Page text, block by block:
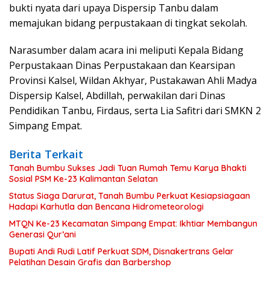
bukti nyata dari upaya Dispersip Tanbu dalam
memajukan bidang perpustakaan di tingkat sekolah.
Narasumber dalam acara ini meliputi Kepala Bidang
Perpustakaan Dinas Perpustakaan dan Kearsipan
Provinsi Kalsel, Wildan Akhyar, Pustakawan Ahli Madya
Dispersip Kalsel, Abdillah, perwakilan dari Dinas
Pendidikan Tanbu, Firdaus, serta Lia Safitri dari SMKN 2
Simpang Empat.
Berita Terkait
Tanah Bumbu Sukses Jadi Tuan Rumah Temu Karya Bhakti
Sosial PSM Ke-23 Kalimantan Selatan
Status Siaga Darurat, Tanah Bumbu Perkuat Kesiapsiagaan
Hadapi Karhutla dan Bencana Hidrometeorologi
MTQN Ke-23 Kecamatan Simpang Empat: Ikhtiar Membangun
Generasi Qur’ani
Bupati Andi Rudi Latif Perkuat SDM, Disnakertrans Gelar
Pelatihan Desain Grafis dan Barbershop